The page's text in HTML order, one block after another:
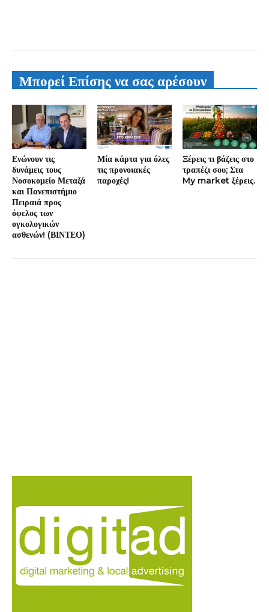
Μπορεί Επίσης να σας αρέσουν
Ενώνουν τις
δυνάμεις τους
Νοσοκομείο Μεταξά
και Πανεπιστήμιο
Πειραιά προς
όφελος των
ογκολογικών
ασθενών! (ΒΙΝΤΕΟ)
Μία κάρτα για όλες
τις προνοιακές
παροχές!
Ξέρεις τι βάζεις στο
τραπέζι σου; Στα
My market ξέρεις.